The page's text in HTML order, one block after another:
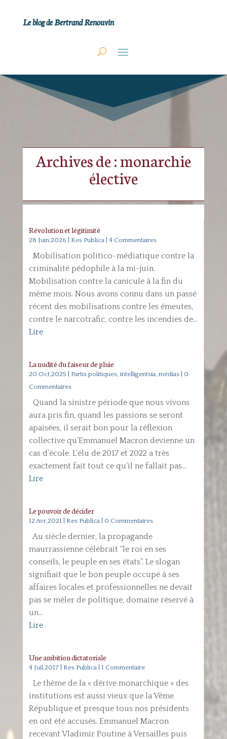
Le blog de Bertrand Renouvin
Archives de : monarchie
élective
Révolution et légitimité
28 Juin,2026 Res Publica| 4 Commentaires
Mobilisation politico-médiatique contre la
criminalité pédophile à la mi-juin.
Mobilisation contre la canicule à la fin du
même mois. Nous avons connu dans un passé
récent des mobilisations contre les émeutes,
contre le narcotrafic, contre les incendies de...
Lire
La nudité du faiseur de pluie
20 Oct,2025 Partis politiques, intelligentsia, médias| 0
Commentaires
Quand la sinistre période que nous vivons
aura pris fin, quand les passions se seront
apaisées, il serait bon pour la réflexion
collective qu’Emmanuel Macron devienne un
cas d’école. L’élu de 2017 et 2022 a très
exactement fait tout ce qu’il ne fallait pas...
Lire
Le pouvoir de décider
12 Avr,2021 Res Publica| 0 Commentaires
Au siècle dernier, la propagande
maurrassienne célébrait “le roi en ses
conseils, le peuple en ses états”. Le slogan
signifiait que le bon peuple occupé à ses
affaires locales et professionnelles ne devait
pas se mêler de politique, domaine réservé à
un...
Lire
Une ambition dictatoriale
4 Juil,2017| Res Publica| 1 Commentaire
Le thème de la « dérive monarchique » des
institutions est aussi vieux que la Vème
République et presque tous nos présidents
en ont été accusés. Emmanuel Macron
recevant Vladimir Poutine à Versailles puis